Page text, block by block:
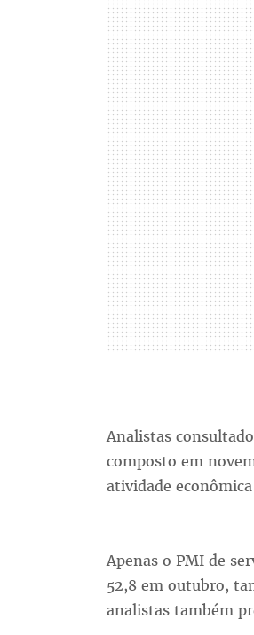
Analistas
composto em
atividade
Apenas o PMI de
52,8 em outubro,
analistas também